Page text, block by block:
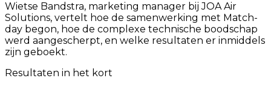
Wietse Bandstra, marketing manager bij JOA Air
Solutions, vertelt hoe de samenwerking met Match-
day begon, hoe de complexe technische boodschap
werd aangescherpt, en welke resultaten er inmiddels
zijn geboekt.
Resultaten in het kort